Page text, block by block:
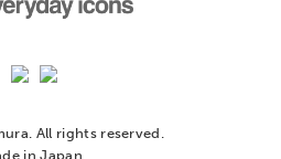
All rights reserved.
in Japan.